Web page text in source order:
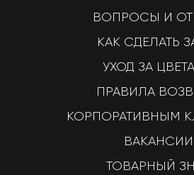
ВОПРОСЫ И
КАК СДЕЛАТЬ
УХОД ЗА
ПРАВИЛА
КОРПОРАТИВНЫМ
ВАКАНСИИ
ТОВАРНЫЙ